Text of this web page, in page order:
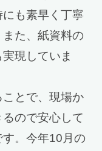
も素早く丁寧
た、紙資料の
現していま
とで、現場か
ので安心して
。今年10月の